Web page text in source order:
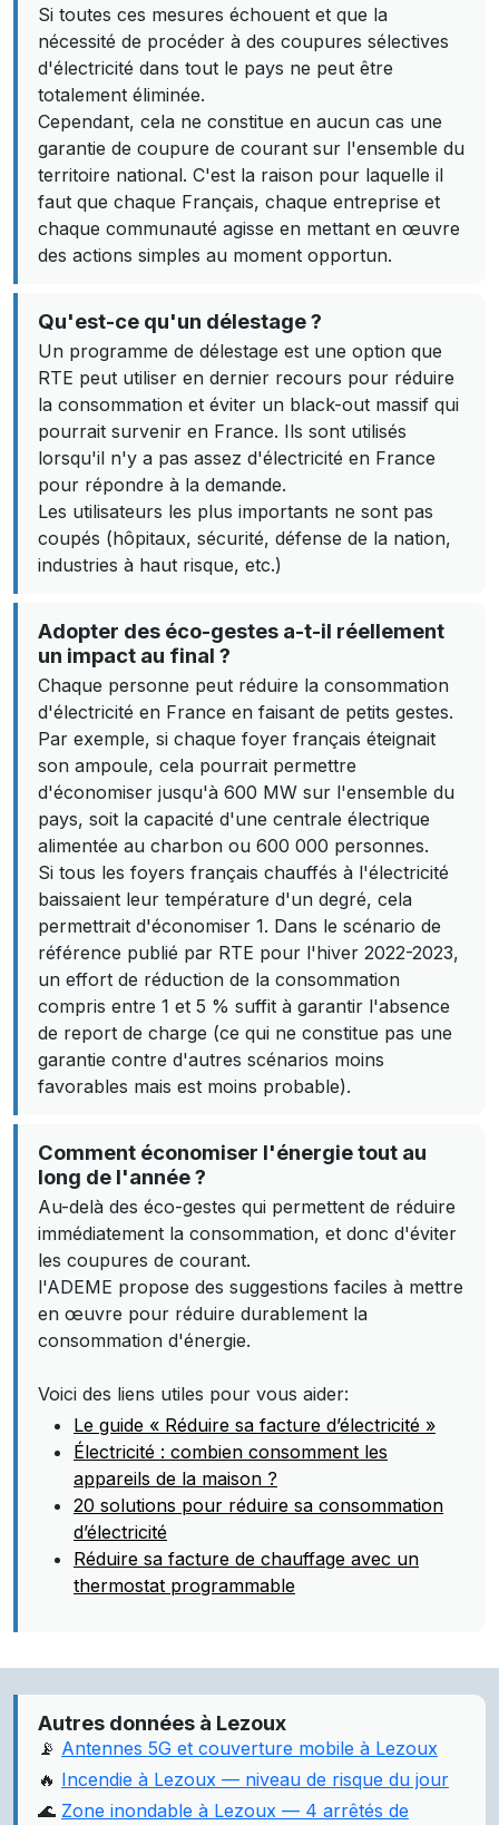
Si toutes ces mesures échouent et que la
nécessité de procéder à des coupures sélectives
d'électricité dans tout le pays ne peut être
totalement éliminée.
Cependant, cela ne constitue en aucun cas une
garantie de coupure de courant sur l'ensemble du
territoire national. C'est la raison pour laquelle il
faut que chaque Français, chaque entreprise et
chaque communauté agisse en mettant en œuvre
des actions simples au moment opportun.
Qu'est-ce qu'un délestage ?
Un programme de délestage est une option que
RTE peut utiliser en dernier recours pour réduire
la consommation et éviter un black-out massif qui
pourrait survenir en France. Ils sont utilisés
lorsqu'il n'y a pas assez d'électricité en France
pour répondre à la demande.
Les utilisateurs les plus importants ne sont pas
coupés (hôpitaux, sécurité, défense de la nation,
industries à haut risque, etc.)
Adopter des éco-gestes a-t-il réellement
un impact au final ?
Chaque personne peut réduire la consommation
d'électricité en France en faisant de petits gestes.
Par exemple, si chaque foyer français éteignait
son ampoule, cela pourrait permettre
d'économiser jusqu'à 600 MW sur l'ensemble du
pays, soit la capacité d'une centrale électrique
alimentée au charbon ou 600 000 personnes.
Si tous les foyers français chauffés à l'électricité
baissaient leur température d'un degré, cela
permettrait d'économiser 1. Dans le scénario de
référence publié par RTE pour l'hiver 2022-2023,
un effort de réduction de la consommation
compris entre 1 et 5 % suffit à garantir l'absence
de report de charge (ce qui ne constitue pas une
garantie contre d'autres scénarios moins
favorables mais est moins probable).
Comment économiser l'énergie tout au
long de l'année ?
Au-delà des éco-gestes qui permettent de réduire
immédiatement la consommation, et donc d'éviter
les coupures de courant.
l'ADEME propose des suggestions faciles à mettre
en œuvre pour réduire durablement la
consommation d'énergie.
Voici des liens utiles pour vous aider:
Le guide « Réduire sa facture d’électricité »
Électricité : combien consomment les
appareils de la maison ?
20 solutions pour réduire sa consommation
d’électricité
Réduire sa facture de chauffage avec un
thermostat programmable
Autres données à Lezoux
📡 Antennes 5G et couverture mobile à Lezoux
🔥 Incendie à Lezoux — niveau de risque du jour
🌊 Zone inondable à Lezoux — 4 arrêtés de